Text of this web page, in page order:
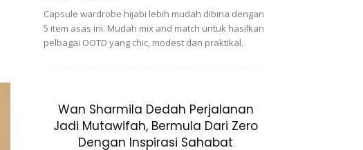
Capsule wardrobe hijabi lebih mudah dibina dengan
5 item asas ini. Mudah mix and match untuk hasilkan
pelbagai OOTD yang chic, modest dan praktikal.
Wan Sharmila Dedah Perjalanan
Jadi Mutawifah, Bermula Dari Zero
Dengan Inspirasi Sahabat